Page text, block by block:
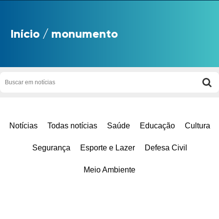
Início / monumento
Notícias Todas notícias Saúde Educação Cultura
Segurança Esporte e Lazer Defesa Civil
Meio Ambiente